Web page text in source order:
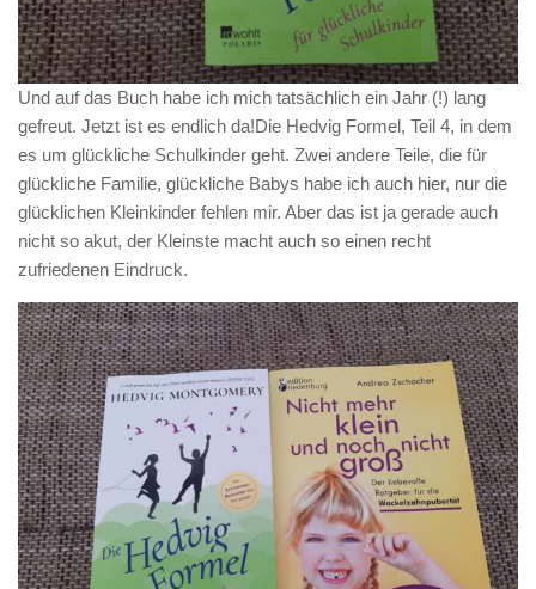
Und auf das Buch habe ich mich tatsächlich ein Jahr (!) lang
gefreut. Jetzt ist es endlich da!Die Hedvig Formel, Teil 4, in dem
es um glückliche Schulkinder geht. Zwei andere Teile, die für
glückliche Familie, glückliche Babys habe ich auch hier, nur die
glücklichen Kleinkinder fehlen mir. Aber das ist ja gerade auch
nicht so akut, der Kleinste macht auch so einen recht
zufriedenen Eindruck.